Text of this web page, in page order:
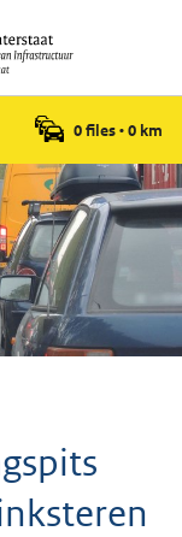
0 files•0 km